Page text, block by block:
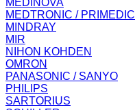
MEDINOVA
MEDTRONIC / PRIMEDIC
MINDRAY
MIR
NIHON KOHDEN
OMRON
PANASONIC / SANYO
PHILIPS
SARTORIUS